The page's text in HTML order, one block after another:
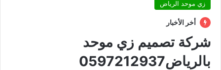
زي موحد الرياض
أخر الأخبار
شركة تصميم زي موحد
بالرياض0597212937